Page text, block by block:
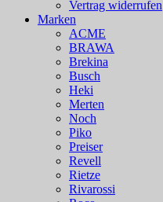
Vertrag widerrufen
Marken
ACME
BRAWA
Brekina
Busch
Heki
Merten
Noch
Piko
Preiser
Revell
Rietze
Rivarossi